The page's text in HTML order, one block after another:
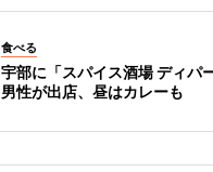
食べる
宇部に「スパイス酒場 ディ
男性が出店、昼はカレーも